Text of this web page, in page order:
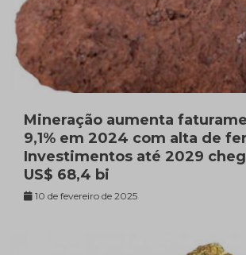
Mineração aumenta
9,1% em 2024 com alta de
Investimentos até 2029
US$ 68,4 bi
10 de fevereiro de 2025